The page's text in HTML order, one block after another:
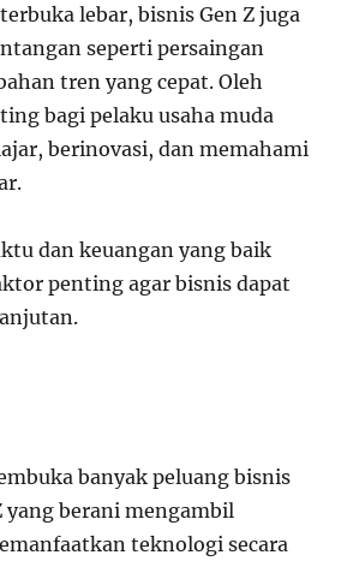
lebar, bisnis Gen Z juga
seperti persaingan
tren yang cepat. Oleh
bagi pelaku usaha muda
berinovasi, dan memahami
dan keuangan yang baik
penting agar bisnis dapat
banyak peluang bisnis
yang berani mengambil
teknologi secara